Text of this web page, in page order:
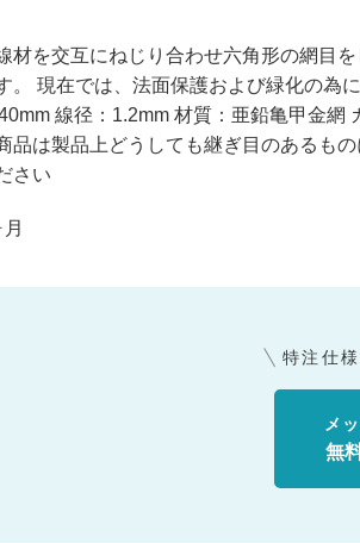
材を交互にねじり合わせ六角形の網目
。 現在では、法面保護および緑化の為
線径：1.2mm 材質：亜鉛亀甲金網
品は製品上どうしても継ぎ目のあるも
さい
メ
無
特注仕